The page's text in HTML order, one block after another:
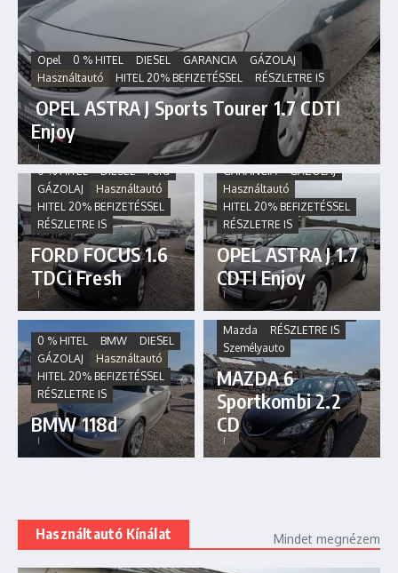
Opel 0 % HITEL DIESEL GARANCIA
GÁZOLAJ
Használtautó
HITEL 20% BEFIZETÉSSEL RÉSZLETRE IS
OPEL ASTRA J Sports Tourer 1.7 CDTI
Enjoy
0 % HITEL DIESEL
Ford
GÁZOLAJ
Használtautó
HITEL 20% BEFIZETÉSSEL
RÉSZLETRE IS
FORD FOCUS 1.6
TDCi Fresh
0 % HITEL
DIESEL
GARANCIA
GÁZOLAJ
Használtautó
HITEL 20% BEFIZETÉSSEL
RÉSZLETRE IS
OPEL ASTRA J 1.7
CDTI Enjoy
0 % HITEL BMW
DIESEL
GÁZOLAJ
Használtautó
HITEL 20% BEFIZETÉSSEL
RÉSZLETRE IS
BMW 118d
Használtautó
0 % HITEL
DIESEL
HITEL 20% BEFIZETÉSSEL
Mazda
RÉSZLETRE IS
Személyauto
MAZDA 6
Sportkombi 2.2
CD
Használtautó Kínálat Mindet megnézem